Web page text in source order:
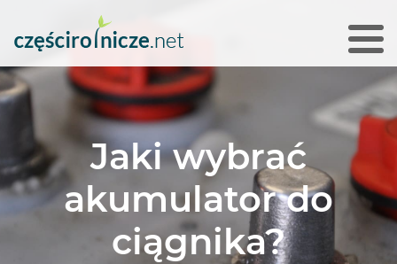
Jaki wybrać
akumulator do
ciągnika?